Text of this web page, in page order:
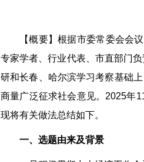
【概要】根据市委常委会会
专家学者、行业代表、市直部门
研和长春、哈尔滨学习考察基础
商量广泛征求社会意见。2025年
现将有关做法总结如下。
一、选题由来及背景